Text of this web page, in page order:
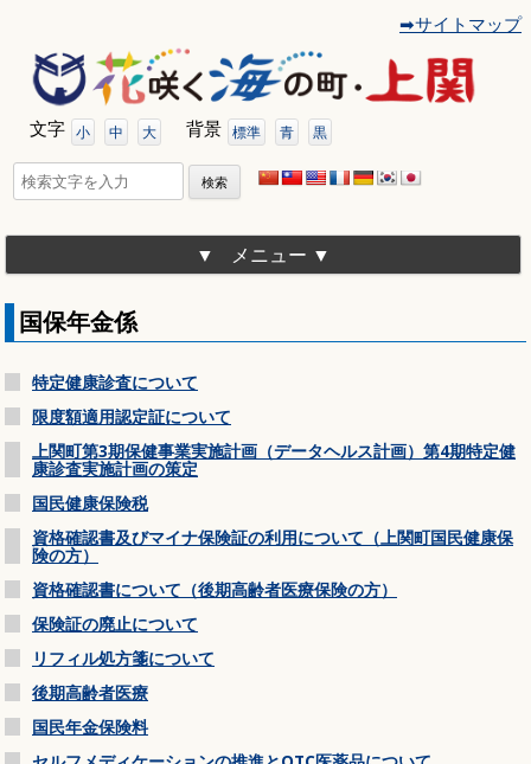
動
➡サイトマップ
文字 小 中 大 背景 標準 青 黒
検
索:
メニュー
国保年金係
特定健康診査について
限度額適用認定証について
上関町第3期保健事業実施計画（データヘルス計画）第4期特定健
康診査実施計画の策定
国民健康保険税
資格確認書及びマイナ保険証の利用について（上関町国民健康保
険の方）
資格確認書について（後期高齢者医療保険の方）
保険証の廃止について
リフィル処方箋について
後期高齢者医療
国民年金保険料